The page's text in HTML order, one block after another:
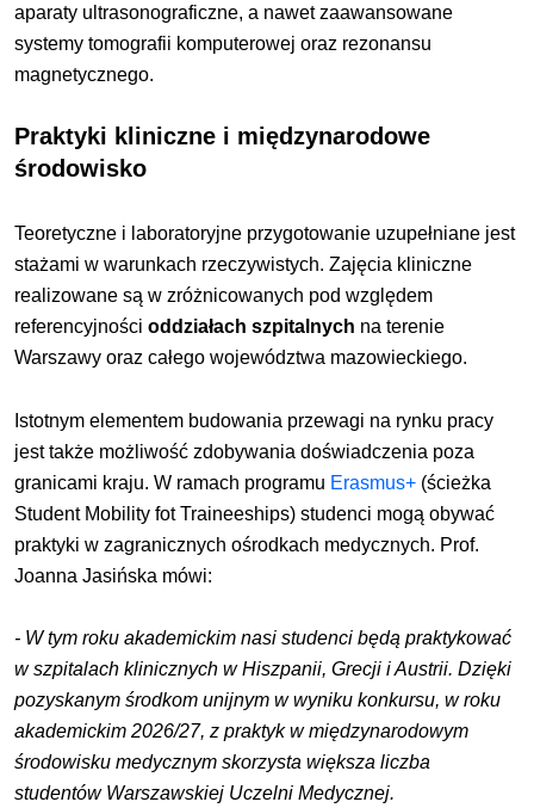
aparaty ultrasonograficzne, a nawet zaawansowane
systemy tomografii komputerowej oraz rezonansu
magnetycznego.
Praktyki kliniczne i międzynarodowe
środowisko
Teoretyczne i laboratoryjne przygotowanie uzupełniane jest
stażami w warunkach rzeczywistych. Zajęcia kliniczne
realizowane są w zróżnicowanych pod względem
referencyjności oddziałach szpitalnych na terenie
Warszawy oraz całego województwa mazowieckiego.
Istotnym elementem budowania przewagi na rynku pracy
jest także możliwość zdobywania doświadczenia poza
granicami kraju. W ramach programu Erasmus+ (ścieżka
Student Mobility fot Traineeships) studenci mogą obywać
praktyki w zagranicznych ośrodkach medycznych. Prof.
Joanna Jasińska mówi:
- W tym roku akademickim nasi studenci będą praktykować
w szpitalach klinicznych w Hiszpanii, Grecji i Austrii. Dzięki
pozyskanym środkom unijnym w wyniku konkursu, w roku
akademickim 2026/27, z praktyk w międzynarodowym
środowisku medycznym skorzysta większa liczba
studentów Warszawskiej Uczelni Medycznej.